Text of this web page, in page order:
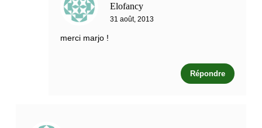
Elofancy
31 août, 2013
merci marjo !
Répondre